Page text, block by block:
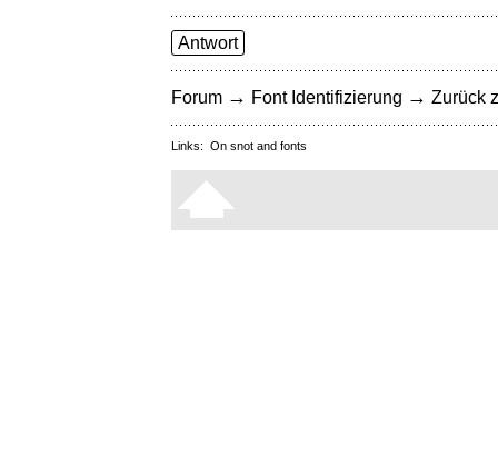
Antwort
Forum → Font Identifizierung → Zurück
Links: On snot and fonts